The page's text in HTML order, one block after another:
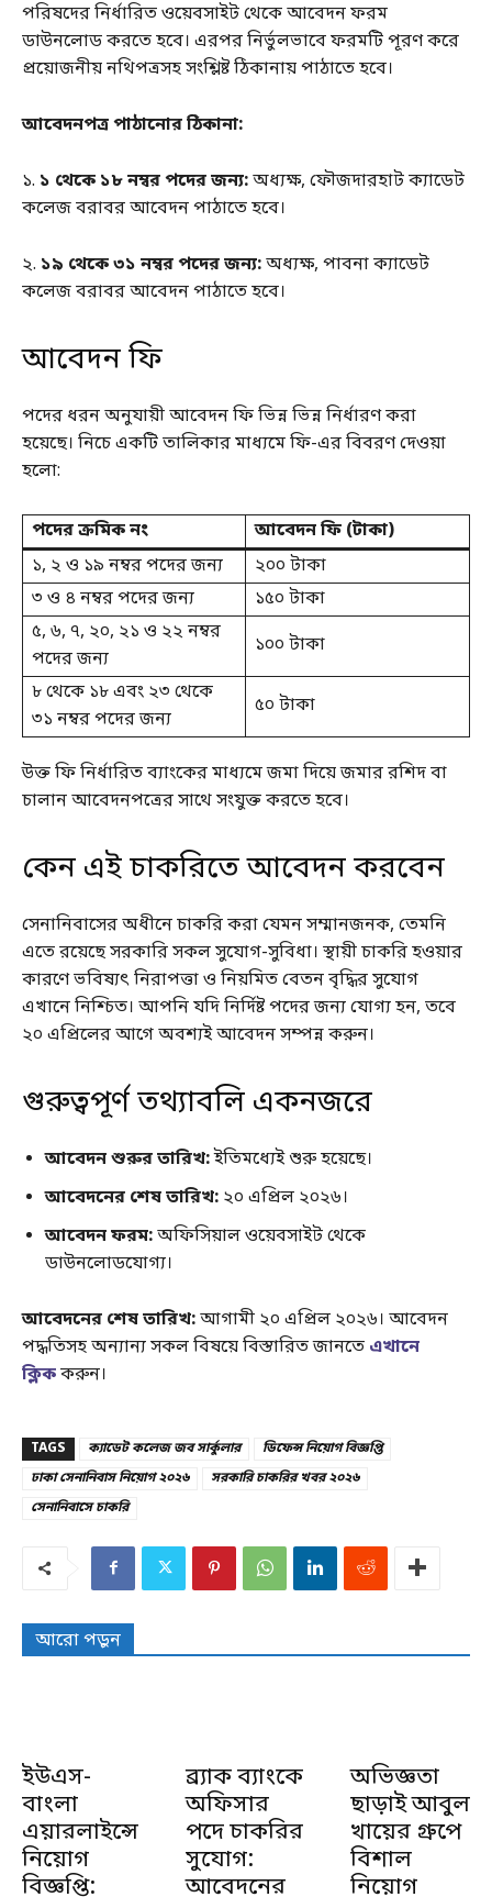
পরিষদের নির্ধারিত ওয়েবসাইট থেকে আবেদন ফরম
ডাউনলোড করতে হবে। এরপর নির্ভুলভাবে ফরমটি পূরণ করে
প্রয়োজনীয় নথিপত্রসহ সংশ্লিষ্ট ঠিকানায় পাঠাতে হবে।
আবেদনপত্র পাঠানোর ঠিকানা:
১. ১ থেকে ১৮ নম্বর পদের জন্য:অধ্যক্ষ, ফৌজদারহাট ক্যাডেট
কলেজ বরাবর আবেদন পাঠাতে হবে।
২. ১৯ থেকে ৩১ নম্বর পদের জন্য:অধ্যক্ষ, পাবনা ক্যাডেট
কলেজ বরাবর আবেদন পাঠাতে হবে।
আবেদন ফি
পদের ধরন অনুযায়ী আবেদন ফি ভিন্ন ভিন্ন নির্ধারণ করা
হয়েছে। নিচে একটি তালিকার মাধ্যমে ফি-এর বিবরণ দেওয়া
হলো:
পদের ক্রমিক নং
আবেদন ফি (টাকা)
১, ২ ও ১৯ নম্বর পদের জন্য
২০০ টাকা
৩ ও ৪ নম্বর পদের জন্য
১৫০ টাকা
৫, ৬, ৭, ২০, ২১ ও ২২ নম্বর
পদের জন্য
১০০ টাকা
৮ থেকে ১৮ এবং ২৩ থেকে
৩১ নম্বর পদের জন্য
৫০ টাকা
উক্ত ফি নির্ধারিত ব্যাংকের মাধ্যমে জমা দিয়ে জমার রশিদ বা
চালান আবেদনপত্রের সাথে সংযুক্ত করতে হবে।
কেন এই চাকরিতে আবেদন করবেন
সেনানিবাসের অধীনে চাকরি করা যেমন সম্মানজনক, তেমনি
এতে রয়েছে সরকারি সকল সুযোগ-সুবিধা। স্থায়ী চাকরি হওয়ার
কারণে ভবিষ্যৎ নিরাপত্তা ও নিয়মিত বেতন বৃদ্ধির সুযোগ
এখানে নিশ্চিত। আপনি যদি নির্দিষ্ট পদের জন্য যোগ্য হন, তবে
২০ এপ্রিলের আগে অবশ্যই আবেদন সম্পন্ন করুন।
গুরুত্বপূর্ণ তথ্যাবলি একনজরে
আবেদন শুরুর তারিখ:ইতিমধ্যেই শুরু হয়েছে।
আবেদনের শেষ তারিখ: ২০ এপ্রিল ২০২৬।
আবেদন ফরম:অফিসিয়াল ওয়েবসাইট থেকে
ডাউনলোডযোগ্য।
আবেদনের শেষ তারিখ:আগামী ২০ এপ্রিল ২০২৬। আবেদন
পদ্ধতিসহ অন্যান্য সকল বিষয়ে বিস্তারিত জানতে এখানে
ক্লিককরুন।
TAGS ক্যাডেট কলেজ জব সার্কুলার
ডিফেন্স নিয়োগ বিজ্ঞপ্তি
ঢাকা সেনানিবাস নিয়োগ ২০২৬
সরকারি চাকরির খবর ২০২৬
সেনানিবাসে চাকরি
আরো পড়ুন
ইউএস-
বাংলা
এয়ারলাইন্সে
নিয়োগ
বিজ্ঞপ্তি:
ব্র্যাক ব্যাংকে
অফিসার
পদে চাকরির
সুযোগ:
আবেদনের
অভিজ্ঞতা
ছাড়াই আবুল
খায়ের গ্রুপে
বিশাল
নিয়োগ